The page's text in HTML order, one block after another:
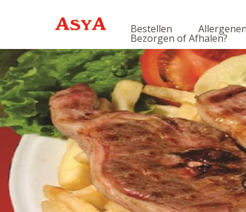
Bestellen Allergenen
Bezorgen of Afhalen?